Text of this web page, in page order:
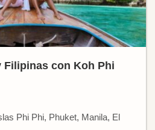
Filipinas con Koh Phi
Phi Phi, Phuket, Manila, El